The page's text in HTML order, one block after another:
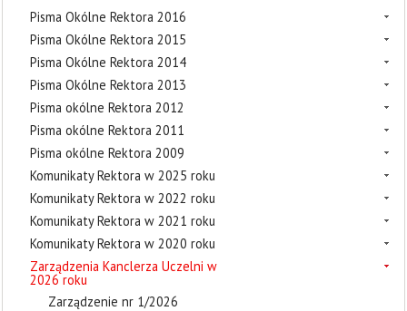
Pisma Okólne Rektora 2016
Pisma Okólne Rektora 2015
Pisma Okólne Rektora 2014
Pisma Okólne Rektora 2013
Pisma okólne Rektora 2012
Pisma okólne Rektora 2011
Pisma okólne Rektora 2009
Komunikaty Rektora w 2025 roku
Komunikaty Rektora w 2022 roku
Komunikaty Rektora w 2021 roku
Komunikaty Rektora w 2020 roku
Zarządzenia Kanclerza Uczelni w
2026 roku
Zarządzenie nr 1/2026